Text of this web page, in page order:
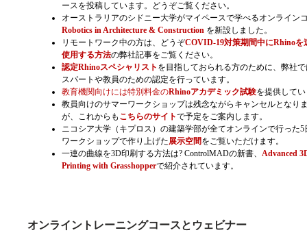
ースを投稿しています。どうぞご覧ください。
オーストラリアのシドニー大学がマイペースで学べるオンライン
Robotics in Architecture & Construction を新設しました。
リモートワーク中の方は、どうぞCOVID-19対策期間中にRhinoを
使用する方法の弊社記事をご覧ください。
認定Rhinoスペシャリスト を目指しておられる方のために、弊社
スパートや教員のための認定を行っています。
教育機関向けには特別料金のRhinoアカデミック試験を提供して
教員向けのサマーワークショップは残念ながらキャンセルとなり
が、これからも こちらのサイトで予定をご案内します。
ニコシア大学（キプロス）の建築学部が全てオンラインで行った5
ワークショップで作り上げた展示空間をご覧いただけます。
一連の曲線を3D印刷する方法は? ControlMADの新書、 Advanced
Printing with Grasshopperで紹介されています。
オンライントレーニングコースとウェビナー